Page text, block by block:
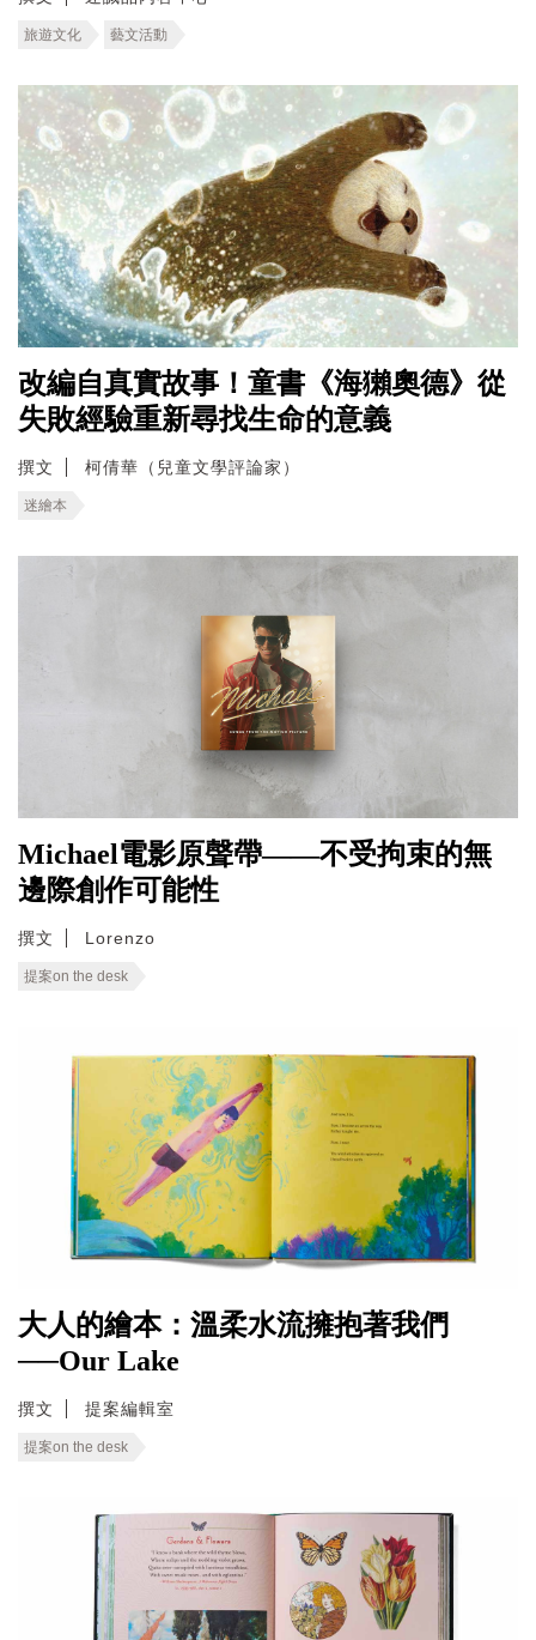
旅遊文化 藝文活動
改編自真實故事！童書《海獺奧德》從
失敗經驗重新尋找生命的意義
撰文 柯倩華（兒童文學評論家）
迷繪本
Michael電影原聲帶——不受拘束的無
邊際創作可能性
撰文 Lorenzo
提案on the desk
大人的繪本：溫柔水流擁抱著我們
──Our Lake
撰文 提案編輯室
提案on the desk